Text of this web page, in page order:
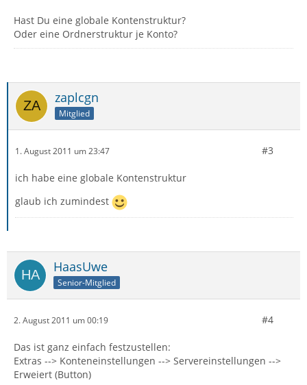
Hast Du eine globale Kontenstruktur?
Oder eine Ordnerstruktur je Konto?
zaplcgn
Mitglied
1. August 2011 um 23:47 #3
ich habe eine globale Kontenstruktur
glaub ich zumindest
HaasUwe
Senior-Mitglied
2. August 2011 um 00:19 #4
Das ist ganz einfach festzustellen:
Extras --> Konteneinstellungen --> Servereinstellungen -->
Erweiert (Button)